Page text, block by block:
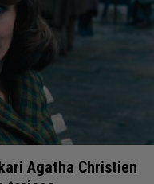
Agatha Christien